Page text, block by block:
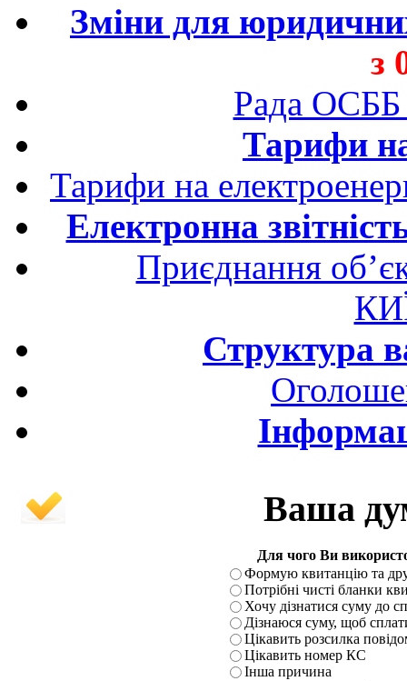
Зміни для
з
Рада
Тарифи
Тарифи на
Електронна
Приєднання
Структура
Ваша
Для чого Ви
Формую квитанцію та
Потрібні чисті бланки
Хочу дізнатися суму до
Дізнаюся суму, щоб
Цікавить розсилка
Цікавить номер КС
Інша причина